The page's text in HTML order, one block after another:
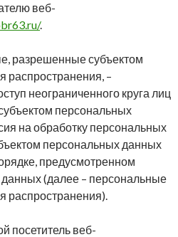
веб-
.
разрешенные субъектом
распространения, –
неограниченного круга лиц
персональных
на обработку персональных
персональных данных
предусмотренном
(далее – персональные
распространения).
посетитель веб-